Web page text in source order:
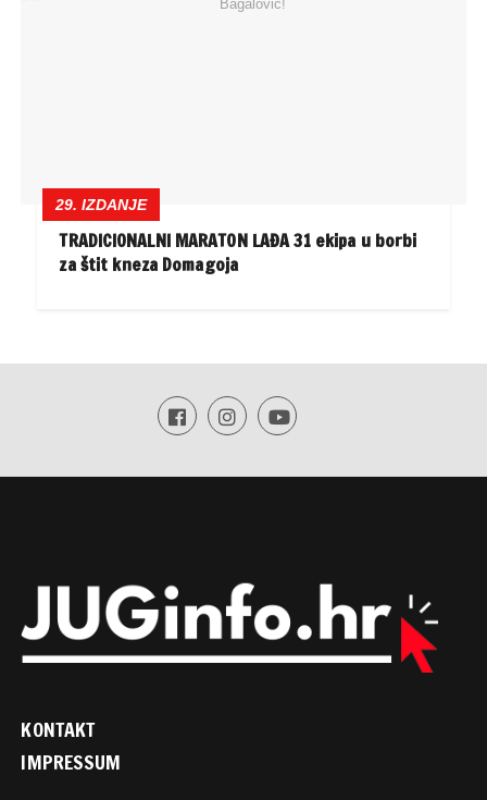
29. IZDANJE
TRADICIONALNI MARATON LAĐA 31 ekipa u borbi
za štit kneza Domagoja
KONTAKT
IMPRESSUM